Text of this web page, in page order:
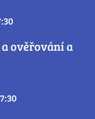
ověřování a